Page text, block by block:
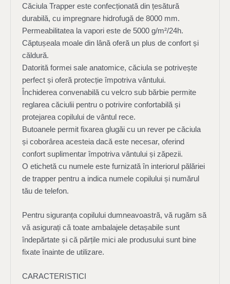
Căciula Trapper este confecționată din țesătură
durabilă, cu impregnare hidrofugă de 8000 mm.
Permeabilitatea la vapori este de 5000 g/m²/24h.
Căptușeala moale din lână oferă un plus de confort și
căldură.
Datorită formei sale anatomice, căciula se potrivește
perfect și oferă protecție împotriva vântului.
Închiderea convenabilă cu velcro sub bărbie permite
reglarea căciulii pentru o potrivire confortabilă și
protejarea copilului de vântul rece.
Butoanele permit fixarea glugăi cu un rever pe căciula
și coborârea acesteia dacă este necesar, oferind
confort suplimentar împotriva vântului și zăpezii.
O etichetă cu numele este furnizată în interiorul pălăriei
de trapper pentru a indica numele copilului și numărul
tău de telefon.
Pentru siguranța copilului dumneavoastră, vă rugăm să
vă asigurați că toate ambalajele detașabile sunt
îndepărtate și că părțile mici ale produsului sunt bine
fixate înainte de utilizare.
CARACTERISTICI